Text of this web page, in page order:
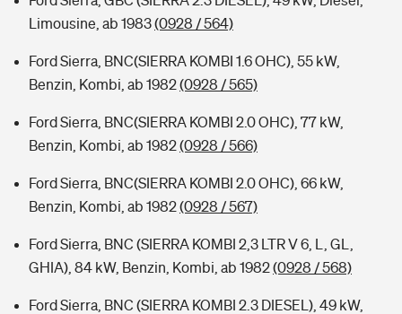
Limousine, ab 1983(0928 / 564)
Ford Sierra, BNC(SIERRA KOMBI 1.6 OHC), 55 kW,
Benzin, Kombi, ab 1982(0928 / 565)
Ford Sierra, BNC(SIERRA KOMBI 2.0 OHC), 77 kW,
Benzin, Kombi, ab 1982(0928 / 566)
Ford Sierra, BNC(SIERRA KOMBI 2.0 OHC), 66 kW,
Benzin, Kombi, ab 1982(0928 / 567)
Ford Sierra, BNC (SIERRA KOMBI 2,3 LTR V 6, L, GL,
GHIA), 84 kW, Benzin, Kombi, ab 1982(0928 / 568)
Ford Sierra, BNC (SIERRA KOMBI 2.3 DIESEL), 49 kW,